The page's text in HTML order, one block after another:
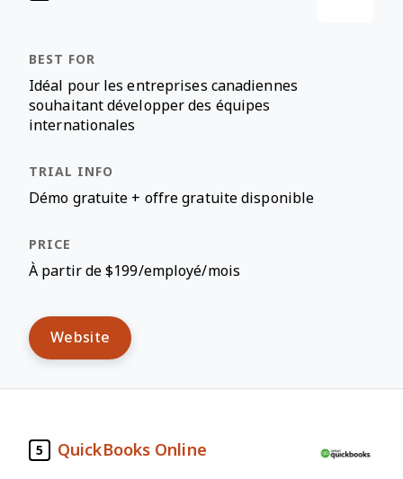
Idéal pour les entreprises canadiennes
souhaitant développer des équipes
internationales
Démo gratuite + offre gratuite disponible
À partir de $199/employé/mois
Website
5 QuickBooks Online